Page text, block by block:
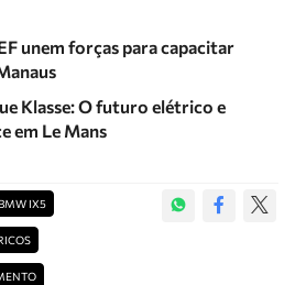
unem forças para capacitar
Klasse: O futuro elétrico e
em Le Mans
BMW IX5